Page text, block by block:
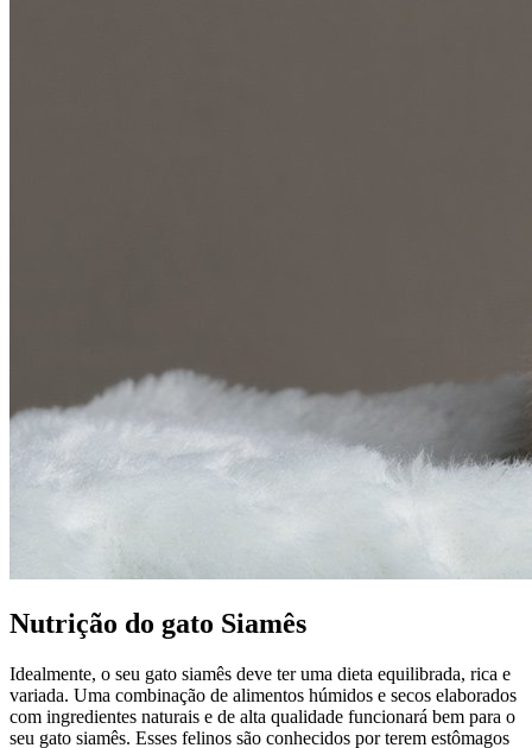
Nutrição do gato Siamês
Idealmente, o seu gato siamês deve ter uma dieta equilibrada, rica e
variada. Uma combinação de alimentos húmidos e secos elaborados
com ingredientes naturais e de alta qualidade funcionará bem para o
seu gato siamês. Esses felinos são conhecidos por terem estômagos